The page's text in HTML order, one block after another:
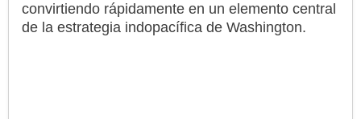
convirtiendo rápidamente en un elemento central
de la estrategia indopacífica de Washington.